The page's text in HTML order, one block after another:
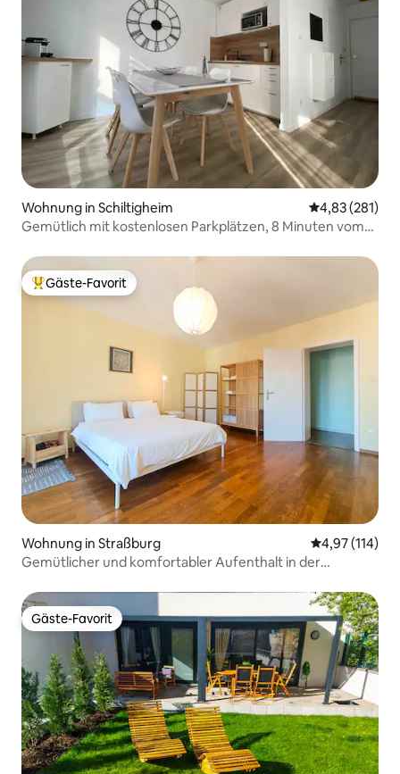
Wohnung in Schiltigheim
4,83 (281)
Gemütlich mit kostenlosen Parkplätzen, 8 Minuten vom
Beliebter Gäste-Favorit.
Gäste-Favorit
Wohnung in Straßburg
4,97 (114)
Gemütlicher und komfortabler Aufenthalt in der
Gäste-Favorit
Gäste-Favorit